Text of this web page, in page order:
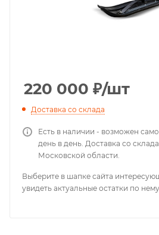
220 000 ₽/шт
Доставка со склада
Есть в наличии - возможен
день в день. Доставка со
Московской области.
Выберите в шапке сайта
увидеть актуальные остатки по нему.